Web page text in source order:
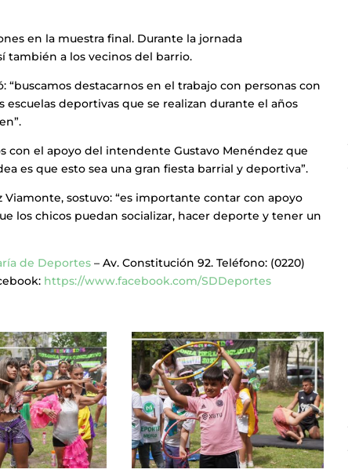
en la muestra final. Durante la jornada
también a los vecinos del barrio.
destacarnos en el trabajo con personas con
deportivas que se realizan durante el años
con el apoyo del intendente Gustavo Menéndez que
es que esto sea una gran fiesta barrial y deportiva”.
sostuvo: “es importante contar con apoyo
los chicos puedan socializar, hacer deporte y tener un
de Deportes – Av. Constitución 92. Teléfono: (0220)
https://www.facebook.com/SDDeportes